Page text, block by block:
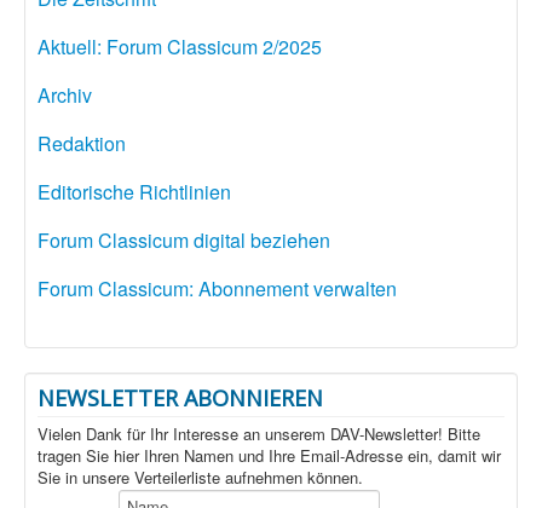
Aktuell: Forum Classicum 2/2025
Archiv
Redaktion
Editorische Richtlinien
Forum Classicum digital beziehen
Forum Classicum: Abonnement verwalten
NEWSLETTER ABONNIEREN
Vielen Dank für Ihr Interesse an unserem DAV-Newsletter! Bitte
tragen Sie hier Ihren Namen und Ihre Email-Adresse ein, damit wir
Sie in unsere Verteilerliste aufnehmen können.